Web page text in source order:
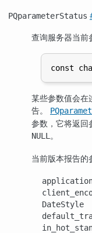
PQparameterStatus
查询服务器当前
某些参数值会在
告。
参数，它将返回
NULL。
当前版本报告的
DateStyle